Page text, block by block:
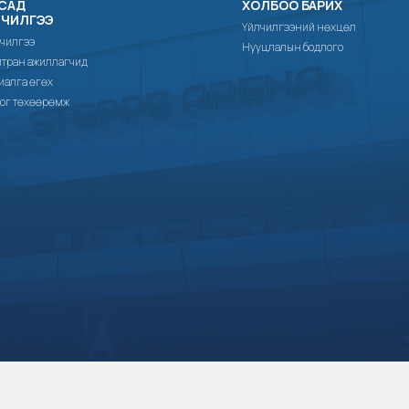
ажиллагчид
өгөх
төхөөрөмж
ХОЛБОО БАРИХ
Үйлчилгээний нөхцөл
Нууцлалын бодлого